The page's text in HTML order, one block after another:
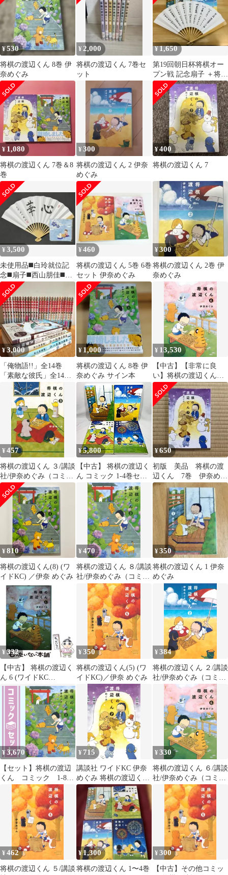
¥530
将棋の渡辺くん 8巻 伊
奈めぐみ
¥ 2,000
将棋の渡辺くん 7巻セ
ット
¥1,650
第19回朝日杯将棋オー
プン戦 記念扇子 ＋将棋
の渡辺くん1、2巻
¥ 1,080
将棋の渡辺くん 7巻＆8
巻
¥300
将棋の渡辺くん 2 伊奈
めぐみ
¥400
将棋の渡辺くん 7
¥3,500
未使用品◼️白玲就位記
念◼️扇子◼️西山朋佳◼️オ
リジナルハンドタオル
◼️ともに非売品
¥460
将棋の渡辺くん 5巻 6巻
セット 伊奈めぐみ
¥300
将棋の渡辺くん 2巻 伊
奈めぐみ
¥3,000
「俺物語!!」全14巻
「素敵な彼氏」全14
巻 河原和音28冊セッ
ト＋おまけ5冊
¥ 1,000
将棋の渡辺くん 8巻 伊
奈めぐみ サイン本
¥ 13,530
【中古】【非常に良
い】将棋の渡辺くん
コミック 1-6巻セット
¥457
将棋の渡辺くん ３/講談
社/伊奈めぐみ（コミッ
ク）
¥5,800
【中古】 将棋の渡辺く
ん コミック 1-4巻セッ
¥650
初版 美品 将棋の渡
辺くん 7巻 伊奈めぐ
み
¥810
将棋の渡辺くん(8) (ワ
イドKC) ／伊奈 めぐみ
¥470
将棋の渡辺くん ８/講談
社/伊奈めぐみ（コミッ
ク）
¥350
将棋の渡辺くん 1 伊奈
めぐみ
¥ 332
【中古】 将棋の渡辺く
ん 6 (ワイドKC
SHONEN MAGAZINE
COMICS) / 伊奈めぐみ /
講談社
¥350
将棋の渡辺くん(5) (ワ
イドKC)／伊奈 めぐみ
¥384
将棋の渡辺くん ２/講談
社/伊奈めぐみ（コミッ
ク）
¥3,670
【セット】将棋の渡辺
くん コミック 1-8巻
セット (講談社)
[Comic] 伊奈めぐみ
¥ 715
講談社 ワイドKC 伊奈
めぐみ 将棋の渡辺くん
7
¥330
将棋の渡辺くん ６/講談
社/伊奈めぐみ（コミッ
ク）
¥462
将棋の渡辺くん ５/講談
¥1,300
将棋の渡辺くん 1〜4巻
¥300
【中古】その他コミッ